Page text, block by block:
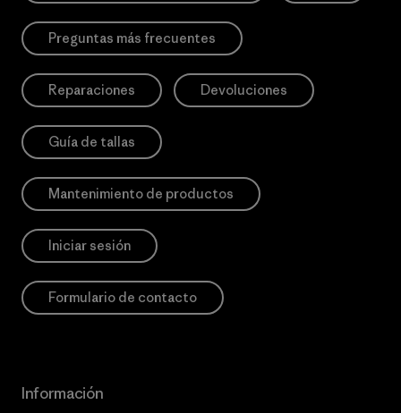
Preguntas más frecuentes
Reparaciones Devoluciones
Guía de tallas
Mantenimiento de productos
Iniciar sesión
Formulario de contacto
Información